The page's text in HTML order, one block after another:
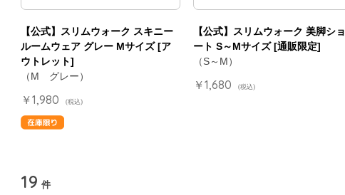
【公式】スリムウォーク スキニー
ルームウェア グレー Mサイズ [ア
ウトレット]
（M グレー）
￥1,980 (税込)
【公式】スリムウォーク 美脚ショ
ート S～Mサイズ [通販限定]
（S～M）
￥1,680 (税込)
19 件